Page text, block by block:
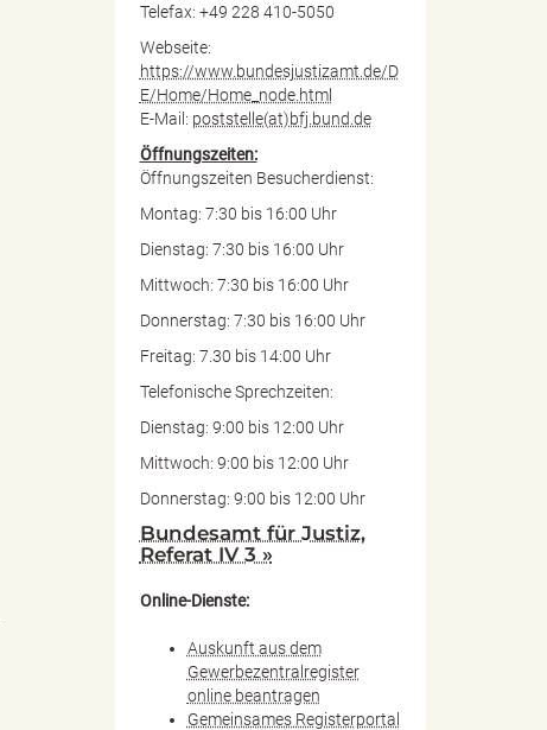
Telefax: +49 228 410-5050
Webseite:
https://www.bundesjustizamt.de/D
E/Home/Home_node.html
E-Mail: poststelle(at)bfj.bund.de
Öffnungszeiten:
Öffnungszeiten Besucherdienst:
Montag: 7:30 bis 16:00 Uhr
Dienstag: 7:30 bis 16:00 Uhr
Mittwoch: 7:30 bis 16:00 Uhr
Donnerstag: 7:30 bis 16:00 Uhr
Freitag: 7.30 bis 14:00 Uhr
Telefonische Sprechzeiten:
Dienstag: 9:00 bis 12:00 Uhr
Mittwoch: 9:00 bis 12:00 Uhr
Donnerstag: 9:00 bis 12:00 Uhr
Bundesamt für Justiz,
Referat IV 3 »
Online-Dienste:
Auskunft aus dem
Gewerbezentralregister
online beantragen
Gemeinsames Registerportal